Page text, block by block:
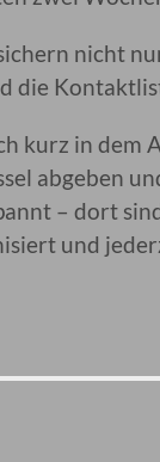
nicht
die
kurz in dem
abgeben
– dort
und